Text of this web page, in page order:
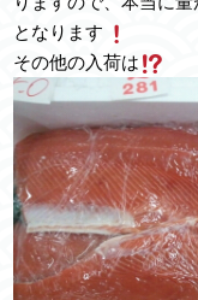
となります
その他の入荷は